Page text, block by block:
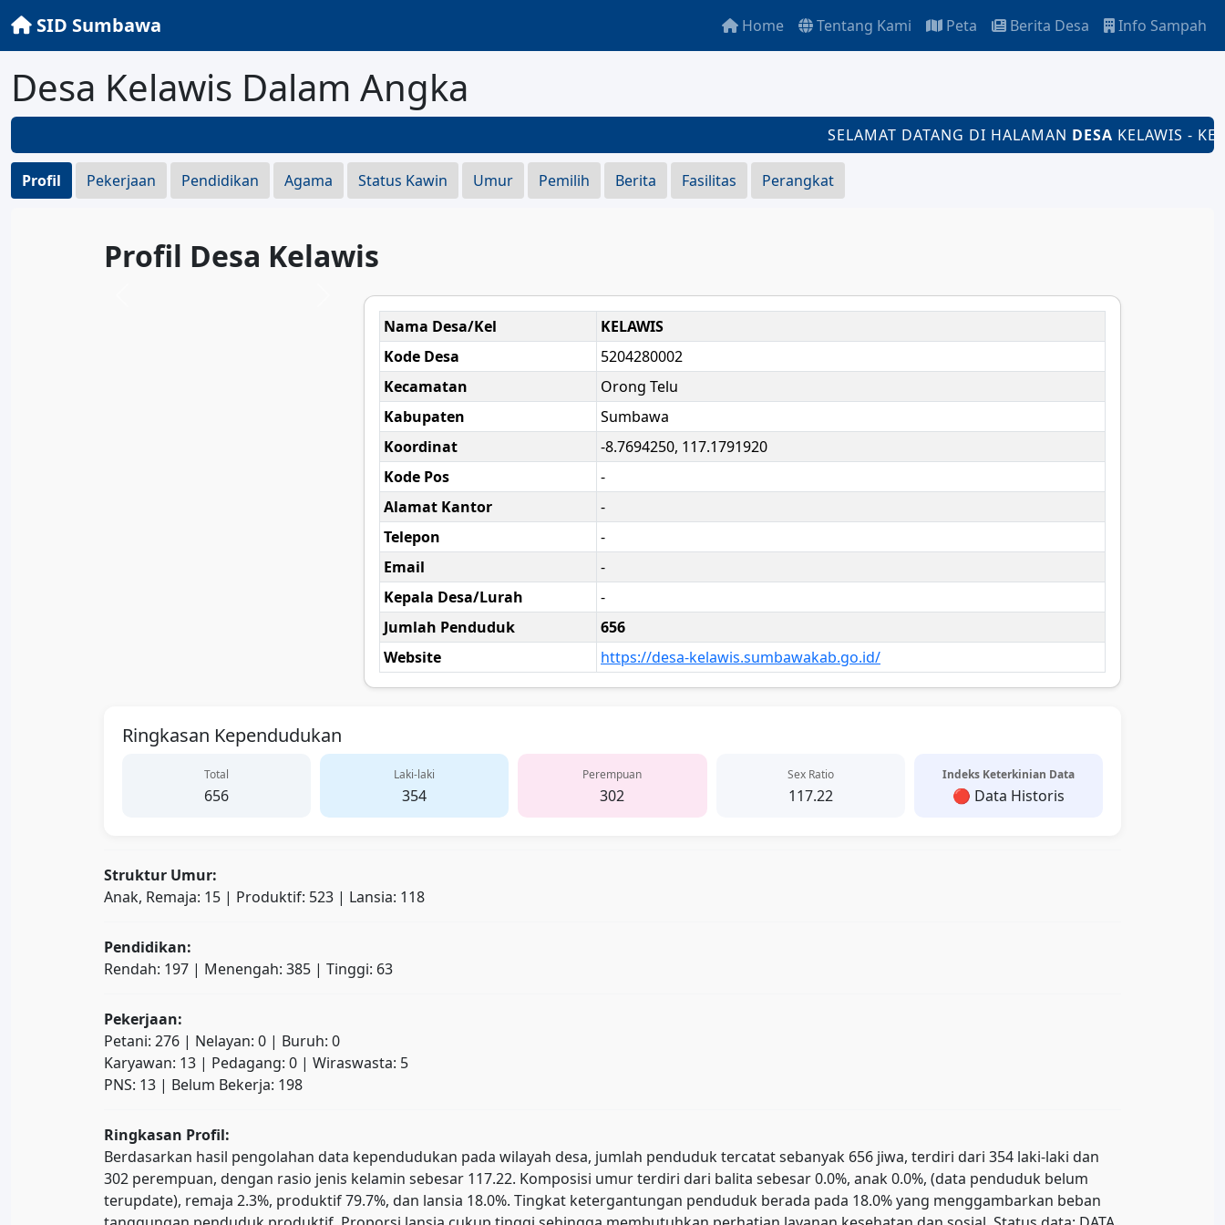
SID Sumbawa Home Tentang Kami Peta Berita Desa Info Sampah
Desa Kelawis Dalam Angka
SELAMAT DATANG DI HALAMANDESAKELAWIS -
Profil Pekerjaan Pendidikan Agama Status Kawin Umur Pemilih Berita Fasilitas Perangkat
Profil Desa Kelawis
Nama Desa/Kel
KELAWIS
Kode Desa
5204280002
Kecamatan
Orong Telu
Kabupaten
Sumbawa
Koordinat
-8.7694250, 117.1791920
Kode Pos
-
Alamat Kantor
-
Telepon
-
Email
-
Kepala Desa/Lurah
-
Jumlah Penduduk
656
Website
https://desa-kelawis.sumbawakab.go.id/
Ringkasan Kependudukan
Total
656
Laki-laki
354
Perempuan
302
Sex Ratio
117.22
Indeks Keterkinian Data
🔴 Data Historis
Struktur Umur:
Anak, Remaja: 15 | Produktif: 523 | Lansia: 118
Pendidikan:
Rendah: 197 | Menengah: 385 | Tinggi: 63
Pekerjaan:
Petani: 276 | Nelayan: 0 | Buruh: 0
Karyawan: 13 | Pedagang: 0 | Wiraswasta: 5
PNS: 13 | Belum Bekerja: 198
Ringkasan Profil:
Berdasarkan hasil pengolahan data kependudukan pada wilayah desa, jumlah penduduk tercatat sebanyak 656 jiwa, terdiri dari 354 laki-laki dan
302 perempuan, dengan rasio jenis kelamin sebesar 117.22. Komposisi umur terdiri dari balita sebesar 0.0%, anak 0.0%, (data penduduk belum
terupdate), remaja 2.3%, produktif 79.7%, dan lansia 18.0%. Tingkat ketergantungan penduduk berada pada 18.0% yang menggambarkan beban